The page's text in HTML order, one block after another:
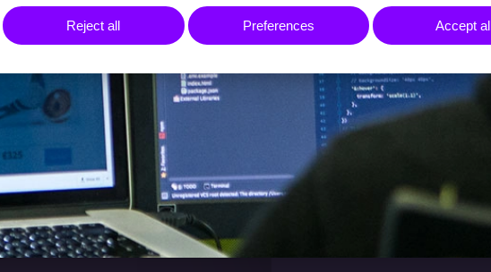
Reject all Preferences Accept